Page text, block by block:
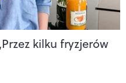
kilku fryzjerów